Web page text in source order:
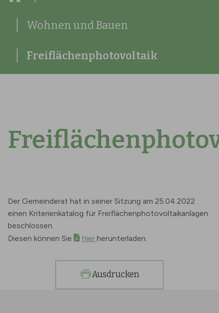
Wohnen und Bauen
Freiflächenphotovoltaik
Der Gemeinderat hat in seiner Sitzung am 25.04.2022
einen Kriterienkatalog für Freiflächenphotovoltaikanlagen
beschlossen.
Diesen können Sie
hier herunterladen.
Ausdrucken